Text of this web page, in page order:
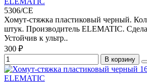
5306/CE
Хомут-стяжка пластиковый черный.
штук. Производитель ELEMATIC.
Устойчив к ультр..
300 ₽
В корзину